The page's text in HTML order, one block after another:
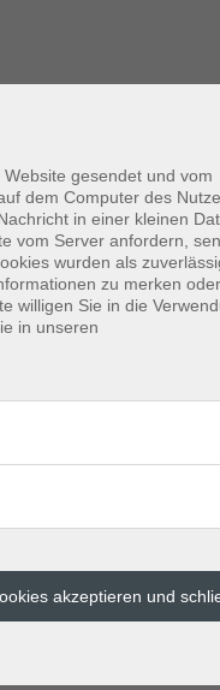
gesendet und vom
dem Computer des
in einer kleinen
vom Server anfordern,
wurden als
zu merken
willigen Sie in die
in unseren
akzeptieren und